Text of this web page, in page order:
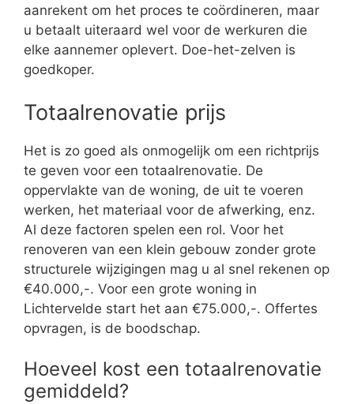
aanrekent om het proces te coördineren, maar
u betaalt uiteraard wel voor de werkuren die
elke aannemer oplevert. Doe-het-zelven is
goedkoper.
Totaalrenovatie prijs
Het is zo goed als onmogelijk om een richtprijs
te geven voor een totaalrenovatie. De
oppervlakte van de woning, de uit te voeren
werken, het materiaal voor de afwerking, enz.
Al deze factoren spelen een rol. Voor het
renoveren van een klein gebouw zonder grote
structurele wijzigingen mag u al snel rekenen op
€40.000,-. Voor een grote woning in
Lichtervelde start het aan €75.000,-. Offertes
opvragen, is de boodschap.
Hoeveel kost een totaalrenovatie
gemiddeld?